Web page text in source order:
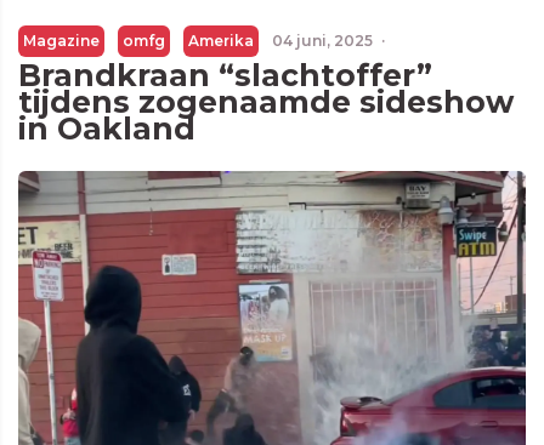
Magazine omfg Amerika 04 juni, 2025 ·
Brandkraan “slachtoffer”
tijdens zogenaamde sideshow
in Oakland